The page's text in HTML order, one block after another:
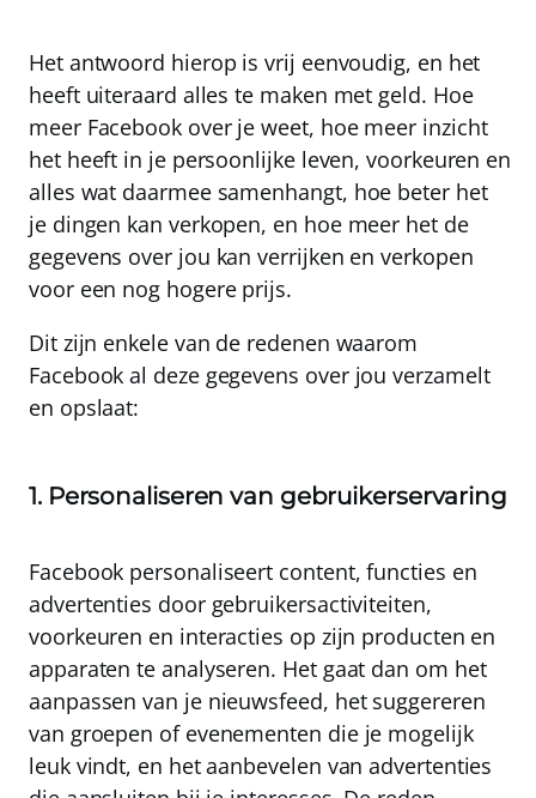
Het antwoord hierop is vrij eenvoudig, en het
heeft uiteraard alles te maken met geld. Hoe
meer Facebook over je weet, hoe meer inzicht
het heeft in je persoonlijke leven, voorkeuren en
alles wat daarmee samenhangt, hoe beter het
je dingen kan verkopen, en hoe meer het de
gegevens over jou kan verrijken en verkopen
voor een nog hogere prijs.
Dit zijn enkele van de redenen waarom
Facebook al deze gegevens over jou verzamelt
en opslaat:
1. Personaliseren van gebruikerservaring
Facebook personaliseert content, functies en
advertenties door gebruikersactiviteiten,
voorkeuren en interacties op zijn producten en
apparaten te analyseren. Het gaat dan om het
aanpassen van je nieuwsfeed, het suggereren
van groepen of evenementen die je mogelijk
leuk vindt, en hetaanbevelen van advertenties